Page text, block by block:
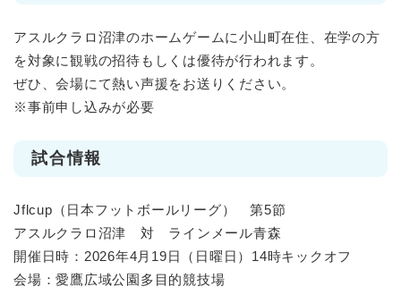
アスルクラロ沼津のホームゲームに小山町在住、在学の方
を対象に観戦の招待もしくは優待が行われます。
ぜひ、会場にて熱い声援をお送りください。
※事前申し込みが必要
試合情報
Jflcup（日本フットボールリーグ） 第5節
アスルクラロ沼津 対 ラインメール青森
開催日時：2026年4月19日（日曜日）14時キックオフ
会場：愛鷹広域公園多目的競技場